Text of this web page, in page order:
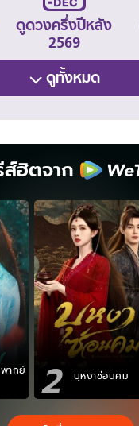
ดูดวงครึ่งปีหลัง
2569
ดูทั้งหมด
ฮิตจาก
ากย์ 2 บุหงาซ่อนคม